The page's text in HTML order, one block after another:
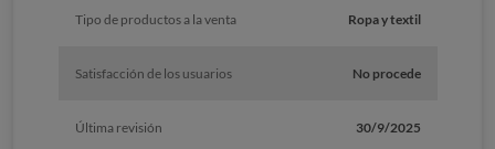
Tipo de productos a la venta Ropa y textil
Satisfacción de los usuarios No procede
Última revisión 30/9/2025